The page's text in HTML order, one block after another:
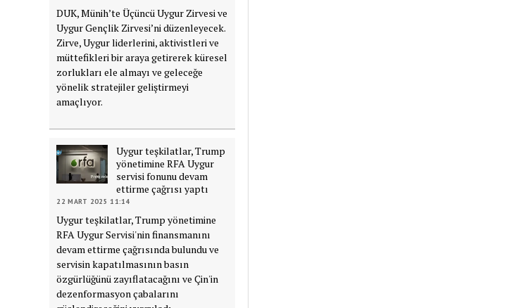
DUK, Münih’te Üçüncü Uygur Zirvesi ve
Uygur Gençlik Zirvesi’ni düzenleyecek.
Zirve, Uygur liderlerini, aktivistleri ve
müttefikleri bir araya getirerek küresel
zorlukları ele almayı ve geleceğe
yönelik stratejiler geliştirmeyi
amaçlıyor.
Uygur teşkilatlar, Trump
yönetimine RFA Uygur
servisi fonunu devam
ettirme çağrısı yaptı
22 MART 2025 11:14
Uygur teşkilatlar, Trump yönetimine
RFA Uygur Servisi'nin finansmanını
devam ettirme çağrısında bulundu ve
servisin kapatılmasının basın
özgürlüğünü zayıflatacağını ve Çin'in
dezenformasyon çabalarını